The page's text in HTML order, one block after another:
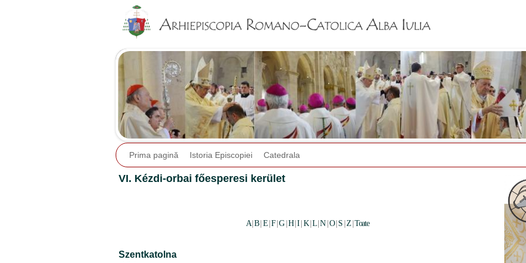
Prima pagină Istoria Episcopiei Catedrala
VI. Kézdi-orbai főesperesi kerület
A|B E F |G H |I K |L |N O S Z |Toate
Szentkatolna